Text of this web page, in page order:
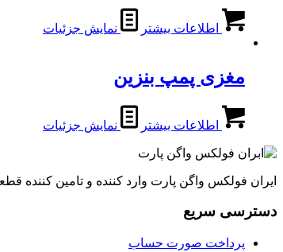
اطلاعات بیشتر نمایش جزئیات
مغزی پمپ بنزین
اطلاعات بیشتر نمایش جزئیات
ایران فولکس واگن پارت وارد کننده و تامین کننده
دسترسی سریع
پرداخت صورت حساب